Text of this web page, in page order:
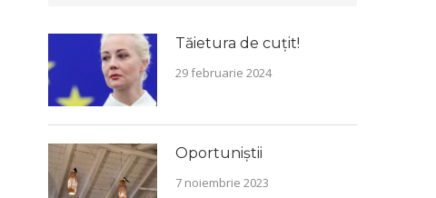
Tăietura de cuțit!
29 februarie 2024
Oportuniștii
7 noiembrie 2023